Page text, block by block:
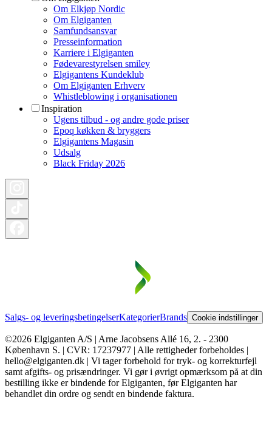
Om Elkjøp Nordic
Om Elgiganten
Samfundsansvar
Presseinformation
Karriere i Elgiganten
Fødevarestyrelsen smiley
Elgigantens Kundeklub
Om Elgiganten Erhverv
Whistleblowing i organisationen
Inspiration
Ugens tilbud - og andre gode priser
Epoq køkken & bryggers
Elgigantens Magasin
Udsalg
Black Friday 2026
Salgs- og leveringsbetingelserKategorierBrands Cookie indstillinger
©2026 Elgiganten A/S | Arne Jacobsens Allé 16, 2. - 2300
København S. | CVR: 17237977 | Alle rettigheder forbeholdes |
hello@elgiganten.dk | Vi tager forbehold for tryk- og korrekturfejl
samt afgifts- og prisændringer. Vi gør i øvrigt opmærksom på at din
bestilling ikke er bindende for Elgiganten, før Elgiganten har
behandlet din ordre og sendt en bindende faktura.